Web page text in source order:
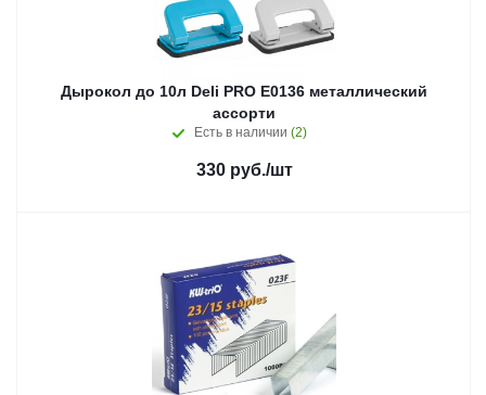
Дырокол до 10л Deli PRO E0136 металлический
ассорти
Есть в наличии (2)
330руб./шт